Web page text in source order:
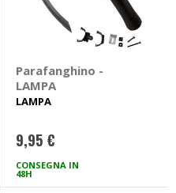
Parafanghino -
LAMPA
LAMPA
9,95 €
CONSEGNA IN
48H